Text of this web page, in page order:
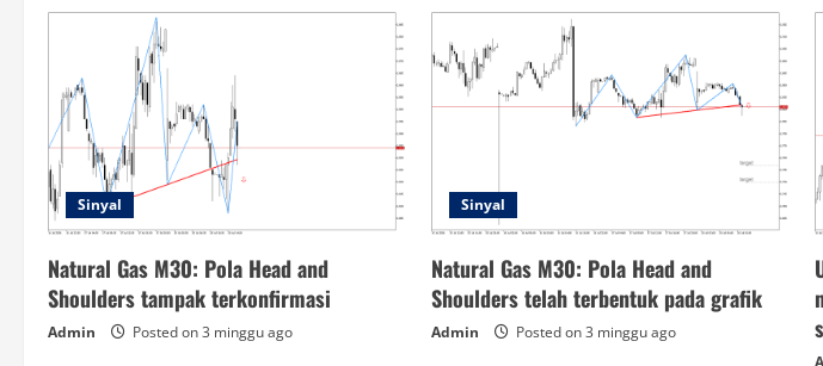
Sinyal
Natural Gas M30: Pola Head and
Shoulders tampak terkonfirmasi
Admin Posted on 3 minggu ago
Sinyal
Natural Gas M30: Pola Head and
Shoulders telah terbentuk pada grafik
Admin Posted on 3 minggu ago